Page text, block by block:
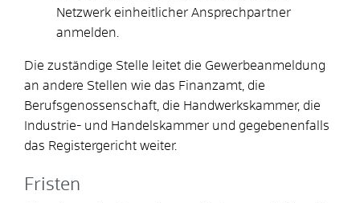
Netzwerk einheitlicher Ansprechpartner
anmelden.
Die zuständige Stelle leitet die Gewerbeanmeldung
an andere Stellen wie das Finanzamt, die
Berufsgenossenschaft, die Handwerkskammer, die
Industrie- und Handelskammer und gegebenenfalls
das Registergericht weiter.
Fristen